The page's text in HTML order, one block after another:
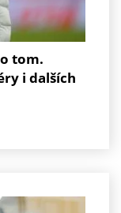
tom.
i dalších